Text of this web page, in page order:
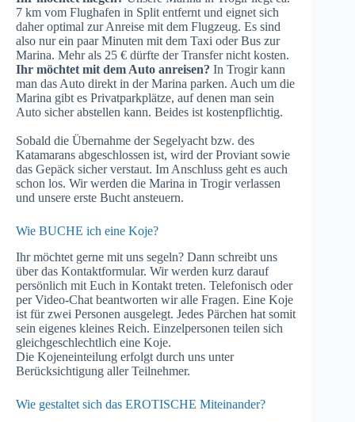
7 km vom Flughafen in Split entfernt und eignet sich
daher optimal zur Anreise mit dem Flugzeug. Es sind
also nur ein paar Minuten mit dem Taxi oder Bus zur
Marina. Mehr als 25 € dürfte der Transfer nicht kosten.
Ihr möchtet mit dem Auto anreisen? In Trogir kann
man das Auto direkt in der Marina parken. Auch um die
Marina gibt es Privatparkplätze, auf denen man sein
Auto sicher abstellen kann. Beides ist kostenpflichtig.
Sobald die Übernahme der Segelyacht bzw. des
Katamarans abgeschlossen ist, wird der Proviant sowie
das Gepäck sicher verstaut. Im Anschluss geht es auch
schon los. Wir werden die Marina in Trogir verlassen
und unsere erste Bucht ansteuern.
Wie BUCHE ich eine Koje?
Ihr möchtet gerne mit uns segeln? Dann schreibt uns
über das Kontaktformular. Wir werden kurz darauf
persönlich mit Euch in Kontakt treten. Telefonisch oder
per Video-Chat beantworten wir alle Fragen. Eine Koje
ist für zwei Personen ausgelegt. Jedes Pärchen hat somit
sein eigenes kleines Reich. Einzelpersonen teilen sich
gleichgeschlechtlich eine Koje.
Die Kojeneinteilung erfolgt durch uns unter
Berücksichtigung aller Teilnehmer.
Wie gestaltet sich das EROTISCHE Miteinander?